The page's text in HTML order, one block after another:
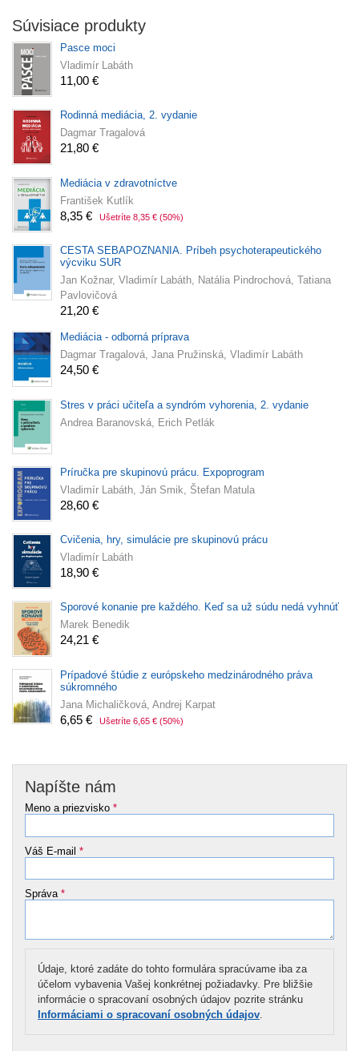
Súvisiace produkty
Pasce moci
Vladimír Labáth
11,00 €
Rodinná mediácia, 2. vydanie
Dagmar Tragalová
21,80 €
Mediácia v zdravotníctve
František Kutlík
8,35 € Ušetríte 8,35 € (50%)
CESTA SEBAPOZNANIA. Príbeh psychoterapeutického
výcviku SUR
Jan Kožnar, Vladimír Labáth, Natália Pindrochová, Tatiana
Pavlovičová
21,20 €
Mediácia - odborná príprava
Dagmar Tragalová, Jana Pružinská, Vladimír Labáth
24,50 €
Stres v práci učiteľa a syndróm vyhorenia, 2. vydanie
Andrea Baranovská, Erich Petlák
Príručka pre skupinovú prácu. Expoprogram
Vladimír Labáth, Ján Smik, Štefan Matula
28,60 €
Cvičenia, hry, simulácie pre skupinovú prácu
Vladimír Labáth
18,90 €
Sporové konanie pre každého. Keď sa už súdu nedá vyhnúť
Marek Benedik
24,21 €
Prípadové štúdie z európskeho medzinárodného práva
súkromného
Jana Michaličková, Andrej Karpat
6,65 € Ušetríte 6,65 € (50%)
Napíšte nám
Meno a priezvisko *
Váš E-mail *
Správa *
Údaje, ktoré zadáte do tohto formulára spracúvame iba za
účelom vybavenia Vašej konkrétnej požiadavky. Pre bližšie
informácie o spracovaní osobných údajov pozrite stránku
Informáciami o spracovaní osobných údajov.